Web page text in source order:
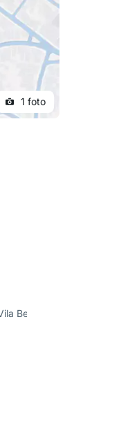
1 foto
Belmiro